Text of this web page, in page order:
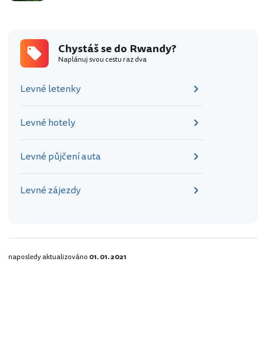
Chystáš se do Rwandy?
Naplánuj svou cestu raz dva
Levné letenky
Levné hotely
Levné půjčení auta
Levné zájezdy
naposledy aktualizováno 01. 01. 2021